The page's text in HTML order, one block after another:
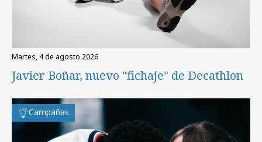
martes, 4 de agosto 2026
Javier Boñar, nuevo "fichaje" de Decathlon
Campañas